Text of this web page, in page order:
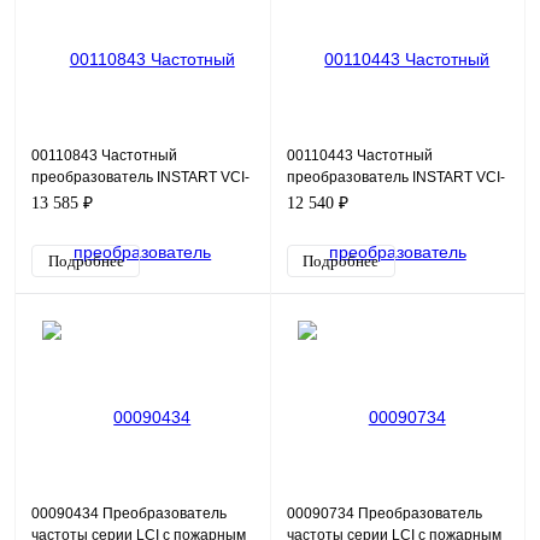
00110843 Частотный
преобразователь INSTART VCI-
G2.2-4B (V), 380В, 2,2кВт, 5,1А
13 585 ₽
Подробнее
00110443 Частотный
преобразователь INSTART VCI-
G2.2-2B (V), 220В, 2,2кВт, 9,6А
12 540 ₽
Подробнее
00090434 Преобразователь
частоты серии LCI с пожарным
00090734 Преобразователь
частоты серии LCI с пожарным